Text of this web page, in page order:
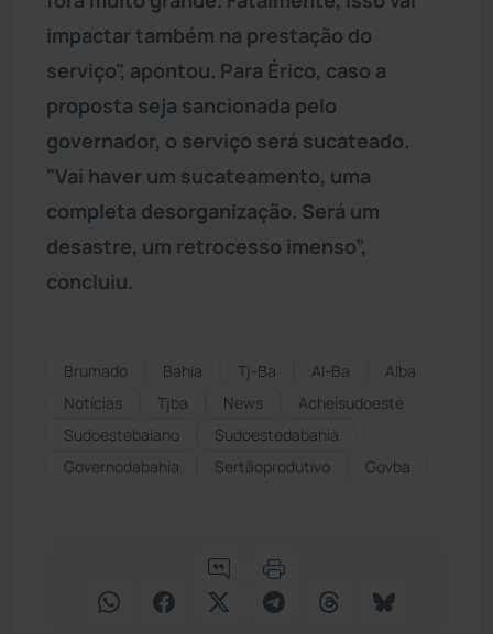
impactar também na prestação do
serviço", apontou. Para Érico, caso a
proposta seja sancionada pelo
governador, o serviço será sucateado.
"Vai haver um sucateamento, uma
completa desorganização. Será um
desastre, um retrocesso imenso”,
concluiu.
Brumado Bahia Tj-Ba Al-Ba
Alba
Notícias
Tjba News
Acheisudoeste
Sudoestebaiano
Sudoestedabahia
Governodabahia
Sertãoprodutivo Govba